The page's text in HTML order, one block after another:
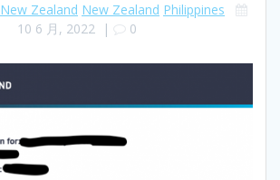
New Zealand New Zealand Philippines
10 6 月, 2022 | 0